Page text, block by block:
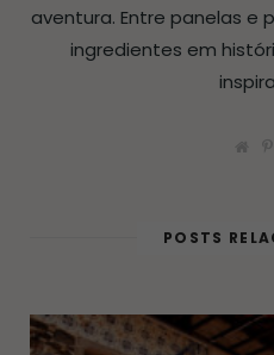
aventura. Entre panelas e
ingredientes em
e
POSTS